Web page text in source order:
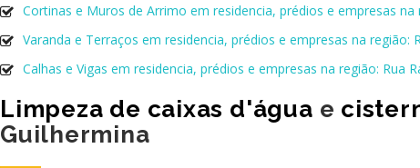
Cortinas e Muros de Arrimo em residencia, prédios e empresas na
Varanda e Terraços em residencia, prédios e empresas na região:
Calhas e Vigas em residencia, prédios e empresas na região: Rua
Limpeza de caixas d'água e
Guilhermina